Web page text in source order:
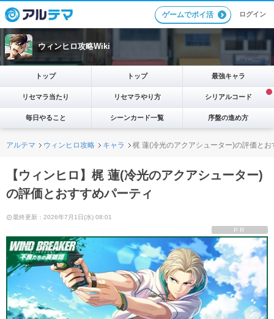
ゲームでポイ活 ログイン
ウィンヒロ攻略Wiki
トップ トップ 最強キャラ
リセマラ当たり リセマラやり方 シリアルコード
毎日やること シーンカード一覧 序盤の進め方
アルテマ ウィンヒロ攻略 キャラ 梶 蓮(冷光のアクアシューター)の評価とお
【ウィンヒロ】梶 蓮(冷光のアクアシューター)
の評価とおすすめパーティ
最終更新：2026年7月1日(水) 08:01
PR